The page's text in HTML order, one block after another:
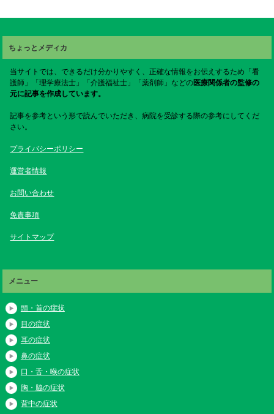
ちょっとメディカ
当サイトでは、できるだけ分かりやすく、正確な情報をお伝えするため「看
護師」「理学療法士」「介護福祉士」「薬剤師」などの医療関係者の監修の
元に記事を作成しています。
記事を参考という形で読んでいただき、病院を受診する際の参考にしてくだ
さい。
プライバシーポリシー
運営者情報
お問い合わせ
免責事項
サイトマップ
メニュー
頭・首の症状
目の症状
耳の症状
鼻の症状
口・舌・喉の症状
胸・脇の症状
背中の症状